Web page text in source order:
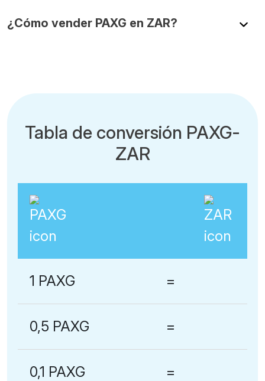
¿Cómo vender PAXG en ZAR?
Tabla de conversión PAXG-
ZAR
1 PAXG =
0,5 PAXG =
0,1 PAXG =